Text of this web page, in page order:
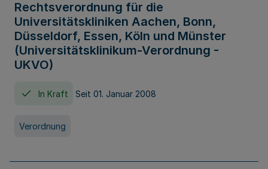
Rechtsverordnung für die
Universitätskliniken Aachen, Bonn,
Düsseldorf, Essen, Köln und Münster
(Universitätsklinikum-Verordnung -
UKVO)
In Kraft Seit 01. Januar 2008
Verordnung